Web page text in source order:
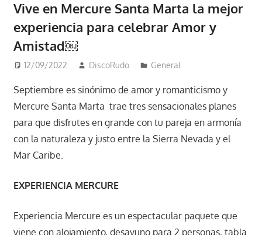
Vive en Mercure Santa Marta la mejor
experiencia para celebrar Amor y
Amistad￼
12/09/2022 DiscoRudo General
Septiembre es sinónimo de amor y romanticismo y
Mercure Santa Marta trae tres sensacionales planes
para que disfrutes en grande con tu pareja en armonía
con la naturaleza y justo entre la Sierra Nevada y el
Mar Caribe.
EXPERIENCIA MERCURE
Experiencia Mercure es un espectacular paquete que
viene con alojamiento, desayuno para 2 personas, tabla